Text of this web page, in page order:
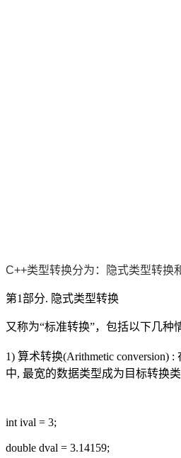
C++类型转换分为：隐式类型转换
第1部分. 隐式类型转换
又称为“标准转换”，包括以下几种
1) 算术转换(Arithmetic conversion)
中, 最宽的数据类型成为目标转换类
int ival = 3;
double dval = 3.14159;